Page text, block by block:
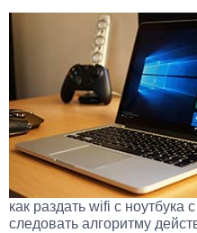
как раздать wifi с ноутбука
следовать алгоритму